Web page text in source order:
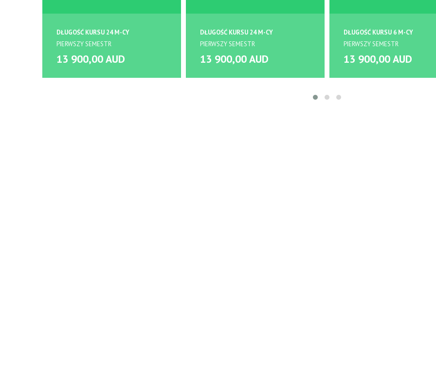
DŁUGOŚĆ KURSU 24 M-CY
PIERWSZY SEMESTR
13 900,00 AUD
DŁUGOŚĆ KURSU 24 M-CY
PIERWSZY SEMESTR
13 900,00 AUD
DŁUGOŚĆ KURSU 6 M-CY
PIERWSZY SEMESTR
13 900,00 AUD